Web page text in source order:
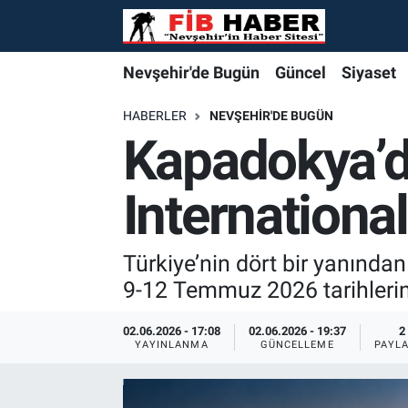
Nevşehir'de Bugün Güncel Siyaset
HABERLER NEVŞEHIR'DE BUGÜN
Türkiye’nin dört bir
9-12 Temmuz 2026
02.06.2026 - 17:08
YAYINLANMA
02.06.2026 - 19:37
GÜNCELLEME
2
Foto Galeri
Nevşehir'de Bugün
Nevşehir'de Bugün
Nevşehir'de Bugün
Nöbetçi Eczaneler
Hava Durumu
Trafik Durumu
Süper Lig Puan Durumu ve Fikstür
Tüm Manşetler
Son Dakika Haberleri
Haber Arşivi